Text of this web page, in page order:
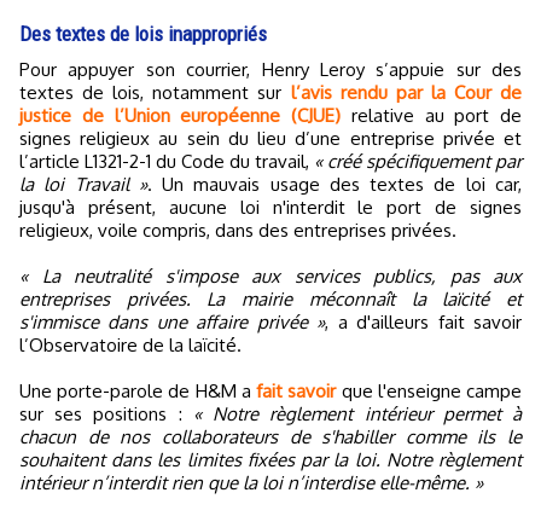
Des textes de lois inappropriés
Pour appuyer son courrier, Henry Leroy s’appuie sur des
textes de lois, notamment sur l’avis rendu par la Cour de
justice de l’Union européenne (CJUE) relative au port de
signes religieux au sein du lieu d’une entreprise privée et
l’article L1321-2-1 du Code du travail, « créé spécifiquement par
la loi Travail ». Un mauvais usage des textes de loi car,
jusqu'à présent, aucune loi n'interdit le port de signes
religieux, voile compris, dans des entreprises privées.
« La neutralité s'impose aux services publics, pas aux
entreprises privées. La mairie méconnaît la laïcité et
s'immisce dans une affaire privée », a d'ailleurs fait savoir
l’Observatoire de la laïcité.
Une porte-parole de H&M afait savoirque l'enseigne campe
sur ses positions :
« Notre règlement intérieur permet à
chacun de nos collaborateurs de s'habiller comme ils le
souhaitent dans les limites fixées par la loi. Notre règlement
intérieur n’interdit rien que la loi n’interdise elle-même. »